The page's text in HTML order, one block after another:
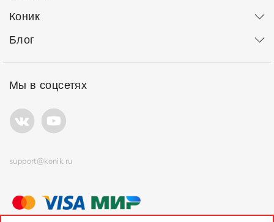
Коник
Блог
Мы в соцсетях
support@konik.ru